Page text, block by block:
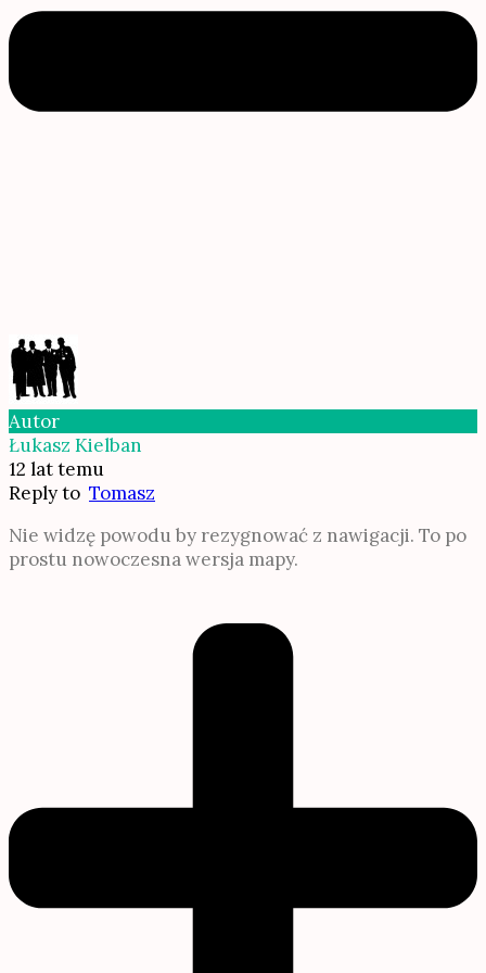
Autor
Łukasz Kielban
12 lat temu
Reply to Tomasz
Nie widzę powodu by rezygnować z nawigacji. To po
prostu nowoczesna wersja mapy.